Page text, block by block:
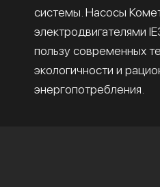
системы. Насосы
электродвигателями
пользу современных
экологичности и
энергопотребления.